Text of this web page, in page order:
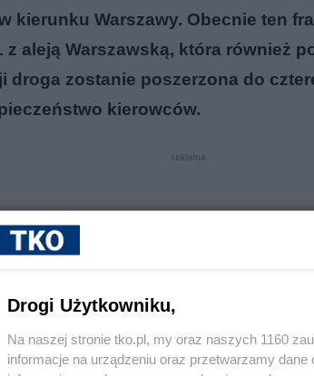
kierunku Warszawy. Obecnie ten
z aleją Warszawską, która również
droga zostanie poszerzona do
kierowców.
reklama
Drogi Użytkowniku,
Na naszej stronie tko.pl, my oraz naszych 1160
informacje na urządzeniu oraz przetwarzamy